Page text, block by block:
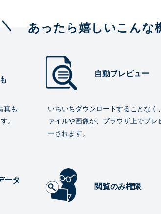
あったら嬉しいこんな
真も
。
自動プレビュー
いちいちダウンロードすることなく
ァイルや画像が、ブラウザ上でプレ
ーされます。
ータ
閲覧のみ権限